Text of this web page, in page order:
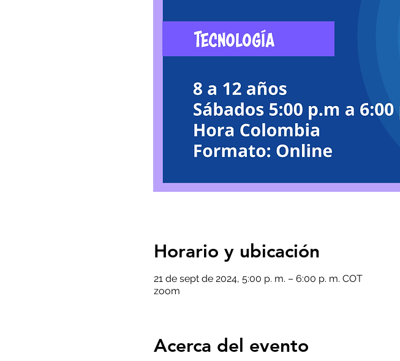
Horario y ubicación
21 de sept de 2024, 5:00 p. m. – 6:00 p. m. COT
zoom
Acerca del evento